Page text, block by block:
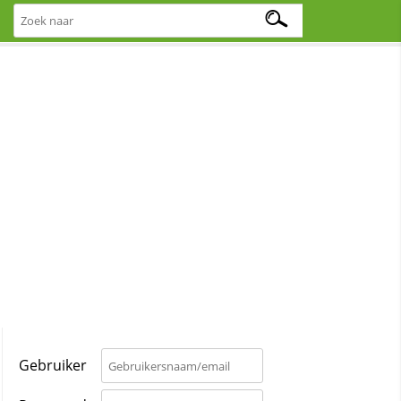
Gebruiker